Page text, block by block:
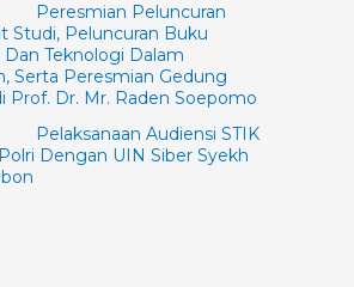
Peresmian Peluncuran
Studi, Peluncuran Buku
Dan Teknologi Dalam
Serta Peresmian Gedung
Prof. Dr. Mr. Raden Soepomo
Pelaksanaan Audiensi STIK
Dengan UIN Siber Syekh